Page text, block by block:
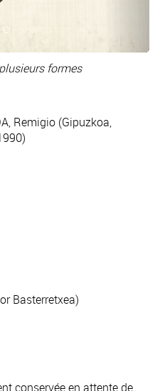
formes
Remigio (Gipuzkoa,
Basterretxea)
conservée en attente de